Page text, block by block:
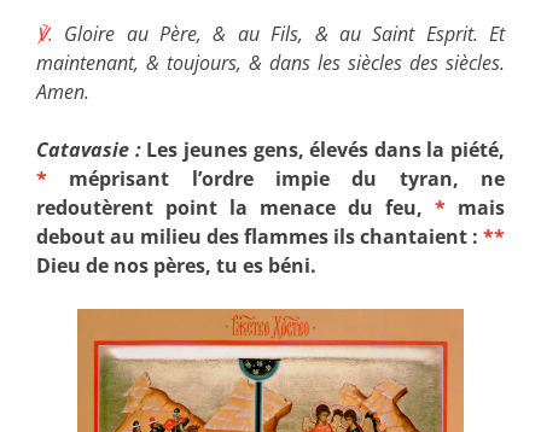
℣. Gloire au Père, & au Fils, & au Saint Esprit. Et
maintenant, & toujours, & dans les siècles des siècles.
Amen.
Catavasie :Les jeunes gens, élevés dans la piété,
* méprisant l’ordre impie du tyran, ne
redoutèrent point la menace du feu, * mais
debout au milieu des flammes ils chantaient : **
Dieu de nos pères, tu es béni.